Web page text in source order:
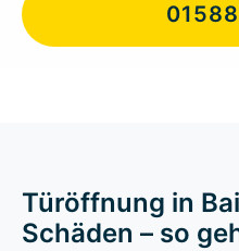
Türöffnung in
Schäden – so